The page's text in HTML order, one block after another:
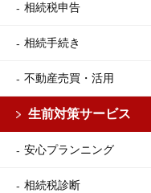
相続税申告
相続手続き
不動産売買・活用
生前対策サービス
安心プランニング
相続税診断